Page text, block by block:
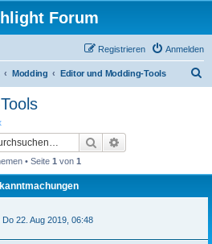
Forum
Anmelden
Registrieren
Modding Editor und Modding-Tools
Suche
• Seite 1 von 1
Do 22. Aug 2019, 06:48